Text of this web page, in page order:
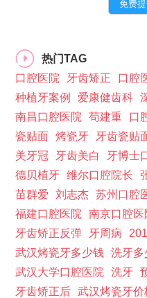
热门TAG
口腔医院
牙齿矫正 口腔
种植牙案例
爱康健齿科
南昌口腔医院
苟建重 口
瓷贴面
烤瓷牙 牙齿瓷贴
美牙冠
牙齿美白 牙博士
德贝植牙
维尔口腔院长
苗群爱
刘志杰 苏州口腔
福建口腔医院
南京口腔医
牙齿矫正反弹
牙周病
武汉烤瓷牙多少钱
洗牙多
武汉大学口腔医院
洗牙
牙齿矫正后
武汉烤瓷牙价